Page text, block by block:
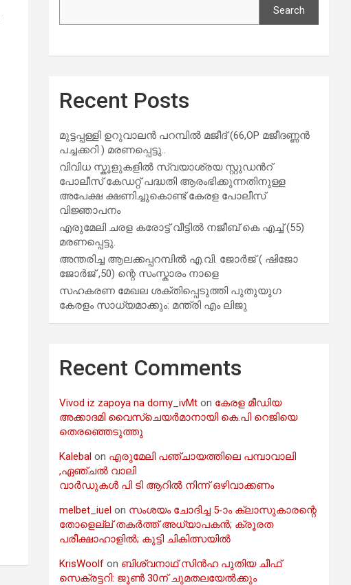
Search
Recent Posts
മുട്ടപ്പള്ളി ഉറുവാലൻ പറമ്പിൽ മജീദ് (66,OP മജീദണ്ണൻ
പച്ചക്കറി ) മരണപ്പെട്ടു..
വിവിധ സ്കൂളുകളില്‍ സ്വയാശ്രയ സ്റ്റുഡന്‍റ്
പോലീസ് കേഡറ്റ് പദ്ധതി ആരംഭിക്കുന്നതിനുള്ള
അപേക്ഷ ക്ഷണിച്ചുകൊണ്ട് കേരള പോലീസ്
വിജ്ഞാപനം
എരുമേലി ചരള കരോട്ട് വീട്ടിൽ നജീബ് കെ എച്ച് (55)
മരണപ്പെട്ടു.
അന്തരിച്ച ആ​ല​ക്ക​പ്പ​റമ്പിൽ​ എ.​വി. ജോ​ർ​ജ് ( ഷിജോ
ജോർജ് ,50) ന്റെ സംസ്കാരം നാളെ
സഹകരണ മേഖല ശക്തിപ്പെടുത്തി പുതുയുഗ
കേരളം സാധ്യമാക്കും: മന്ത്രി എം ലിജു
Recent Comments
Vivod iz zapoya na domy_ivMt on കേരള മീഡിയ
അക്കാദമി വൈസ്ചെയർമാനായി കെ.പി റെജിയെ
തെരഞ്ഞെടുത്തു
Kalebal on എരുമേലി പഞ്ചായത്തിലെ പമ്പാവാലി
,ഏഞ്ചൽ വാലി
വാർഡുകൾ പി ടി ആറിൽ നിന്ന് ഒഴിവാക്കണം
melbet_iuel on സംശയം ചോദിച്ച 5-ാം ക്ലാസുകാരന്റെ
തോളെല്ല് തകർത്ത് അധ്യാപകൻ; ക്രൂരത
പരീക്ഷാഹാളിൽ; കുട്ടി ചികിത്സയിൽ
KrisWoolf on ബിശ്വനാഥ് സിൻഹ പുതിയ ചീഫ്
സെക്രട്ടറി: ജൂൺ 30ന് ചുമതലയേൽക്കും